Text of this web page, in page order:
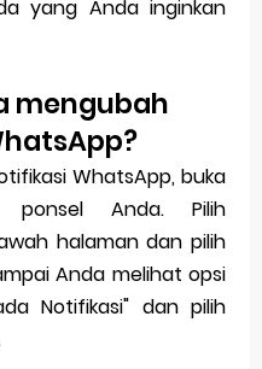
yang Anda inginkan
mengubah
WhatsApp, buka
ponsel Anda. Pilih
halaman dan pilih
Anda melihat opsi
Notifikasi" dan pilih